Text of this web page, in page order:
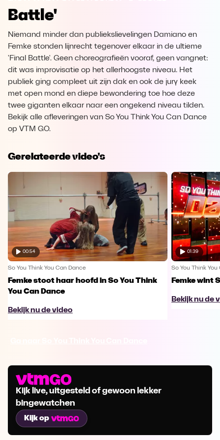
Battle'
Niemand minder dan publiekslievelingen Damiano en
Femke stonden lijnrecht tegenover elkaar in de ultieme
'Final Battle'. Geen choreografieën vooraf, geen vangnet:
dit was improvisatie op het allerhoogste niveau. Het
publiek ging compleet uit zijn dak en ook de jury keek
met open mond en diepe bewondering toe hoe deze
twee giganten elkaar naar een ongekend niveau tilden.
Bekijk alle afleveringen van So You Think You Can Dance
op VTM GO.
Gerelateerde video's
00:54
So You Think You Can Dance
Femke stoot haar hoofd in So You Think
You Can Dance
Bekijk nu de video
01:39
So You Think You
Femke wint
Bekijk nu de
Kijk live, uitgesteld of gewoon lekker
bingewatchen
Kijk op